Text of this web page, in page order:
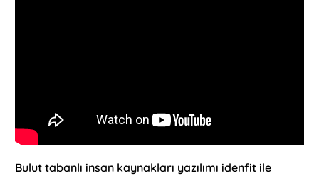
Bulut tabanlı insan kaynakları yazılımı idenfit ile